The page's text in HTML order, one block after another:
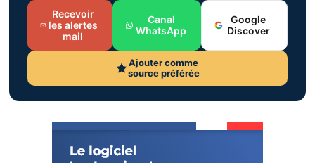
Recevoir
les alertes
mail
Canal
WhatsApp
Google
Discover
Ajouter comme
source préférée